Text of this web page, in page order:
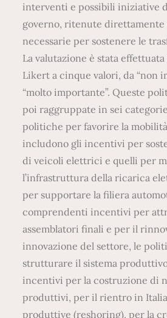
interventi e possibili iniziative
governo, ritenute
necessarie per sostenere le
La valutazione è stata effettuata
Likert a cinque valori, da “non
“molto importante”. Queste
poi raggruppate in sei
politiche per favorire la
includono gli incentivi per
di veicoli elettrici e quelli per
l’infrastruttura della ricarica
per supportare la filiera
comprendenti incentivi per
assemblatori finali e per il
innovazione del settore, le
strutturare il sistema
incentivi per la costruzione di
produttivi, per il rientro in
produttive (reshoring), per la